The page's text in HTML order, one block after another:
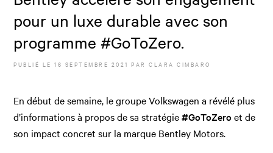
pour un luxe durable avec son
programme #GoToZero.
PUBLIÉ LE16 SEPTEMBRE 2021 PARCLARA CIMBARO
En début de semaine, le groupe Volkswagen a révélé plus
d’informations à propos de sa stratégie#GoToZeroet de
son impact concret sur la marque Bentley Motors.